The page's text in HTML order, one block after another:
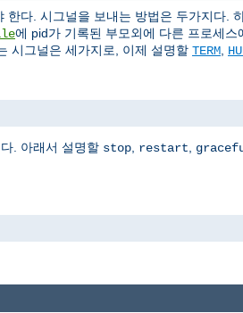
한다. 시그널을 보내는 방법은 두가지다.
에 pid가 기록된 부모외에 다른 프로세
시그널은 세가지로, 이제 설명할 TERM
. 아래서 설명할 stop restart